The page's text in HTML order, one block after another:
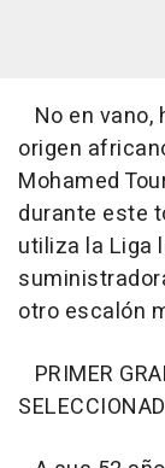
No en
origen
Mohamed
durante este
utiliza la Liga
otro escalón
PRIMER